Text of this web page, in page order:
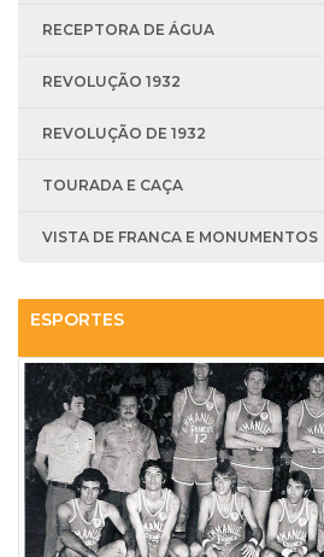
RECEPTORA DE ÁGUA
REVOLUÇÃO 1932
REVOLUÇÃO DE 1932
TOURADA E CAÇA
VISTA DE FRANCA E MONUMENTOS
ESPORTES